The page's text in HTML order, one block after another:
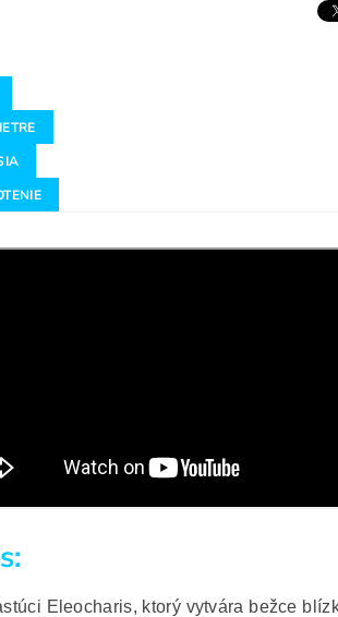
Eleocharis, ktorý vytvára bežce